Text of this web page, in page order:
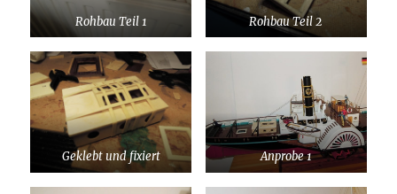
Rohbau Teil 1 Rohbau Teil 2
Geklebt und fixiert Anprobe 1